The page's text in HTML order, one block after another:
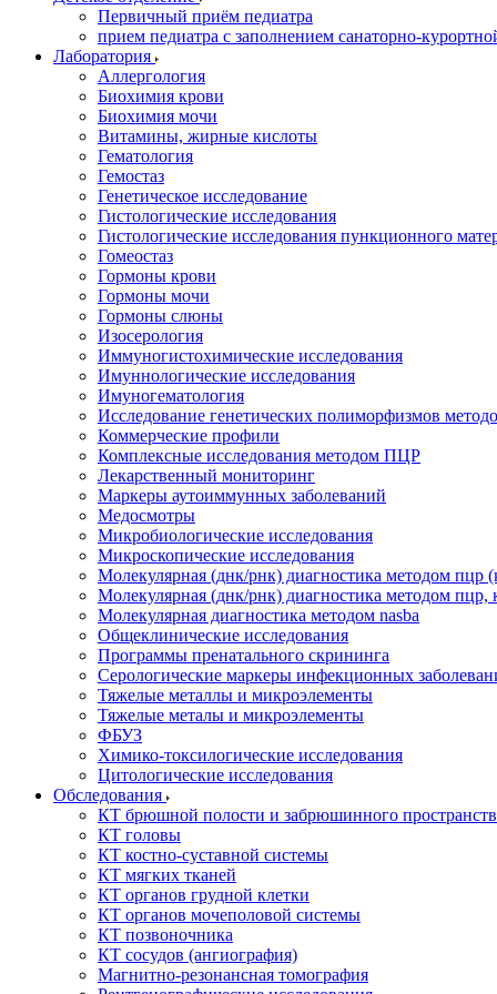
Первичный приём педиатра
прием педиатра с заполнением санаторно-
Лаборатория
Аллергология
Биохимия крови
Биохимия мочи
Витамины, жирные кислоты
Гематология
Гемостаз
Генетическое исследование
Гистологические исследования
Гистологические исследования пункционного
Гомеостаз
Гормоны крови
Гормоны мочи
Гормоны слюны
Изосерология
Иммуногистохимические исследования
Имуннологические исследования
Имуногематология
Исследование генетических полиморфизмов
Коммерческие профили
Комплексные исследования методом ПЦР
Лекарственный мониторинг
Маркеры аутоиммунных заболеваний
Медосмотры
Микробиологические исследования
Микроскопические исследования
Молекулярная (днк/рнк) диагностика методом пцр
Молекулярная (днк/рнк) диагностика методом пцр,
Молекулярная диагностика методом nasba
Общеклинические исследования
Программы пренатального скрининга
Серологические маркеры инфекционных
Тяжелые металлы и микроэлементы
Тяжелые металы и микроэлементы
ФБУЗ
Химико-токсилогические исследования
Цитологические исследования
Обследования
КТ брюшной полости и забрюшинного
КТ головы
КТ костно-суставной системы
КТ мягких тканей
КТ органов грудной клетки
КТ органов мочеполовой системы
КТ позвоночника
КТ сосудов (ангиография)
Магнитно-резонансная томография